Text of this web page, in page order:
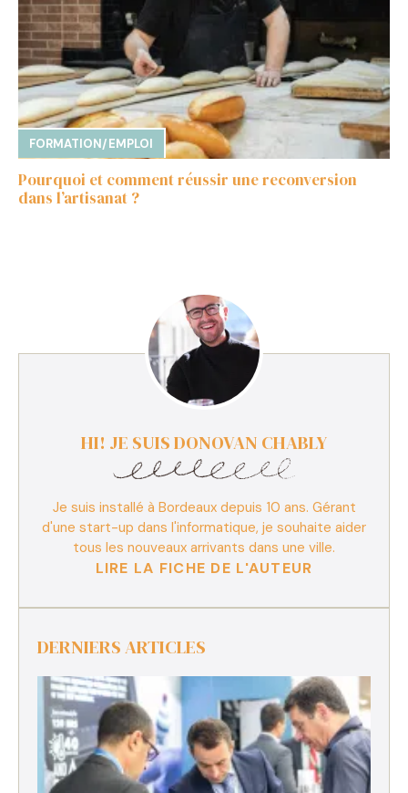
FORMATION/EMPLOI
Pourquoi et comment réussir une reconversion
dans l’artisanat ?
HI! JE SUIS DONOVAN CHABLY
Je suis installé à Bordeaux depuis 10 ans. Gérant
d'une start-up dans l'informatique, je souhaite aider
tous les nouveaux arrivants dans une ville.
LIRE LA FICHE DE L'AUTEUR
DERNIERS ARTICLES